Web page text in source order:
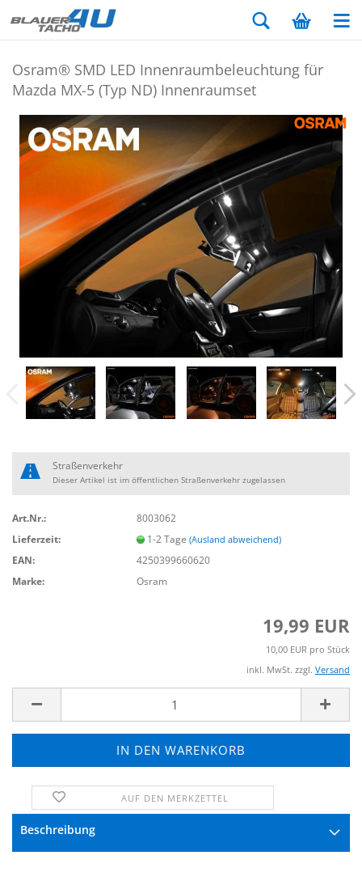
Osram® SMD LED In­nen­raum­be­leuch­tung für
Mazda MX-5 (Typ ND) In­nen­ra­um­set
Art.Nr.:
8003062
Lieferzeit:
1-2 Tage(Ausland abweichend)
EAN:
4250399660620
Marke:
Osram
Straßenverkehr
Dieser Artikel ist im öffentlichen Straßenverkehr zugelassen
19,99 EUR
10,00 EUR pro Stück
inkl. MwSt. zzgl. Versand
AUF DEN MERKZETTEL
Beschreibung